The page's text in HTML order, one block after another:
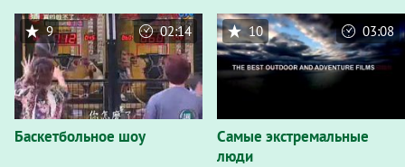
Баскетбольное шоу
9 02:14
Самые экстремальные
люди
10 03:08